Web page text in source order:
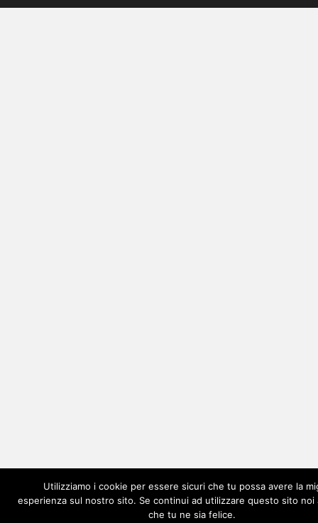
Utilizziamo i cookie per essere sicuri che tu possa avere la
esperienza sul nostro sito. Se continui ad utilizzare questo sito noi
che tu ne sia felice.